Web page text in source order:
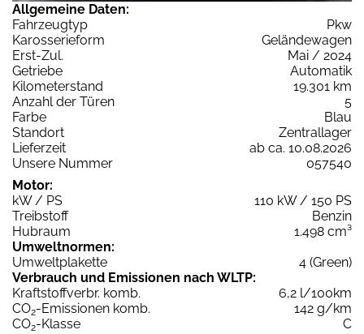
Allgemeine Daten:
Fahrzeugtyp
Pkw
Karosserieform
Geländewagen
Erst-Zul.
Mai / 2024
Getriebe
Automatik
Kilometerstand
19.301 km
Anzahl der Türen
5
Farbe
Blau
Standort
Zentrallager
Lieferzeit
ab ca. 10.08.2026
Unsere Nummer
057540
Motor:
kW / PS
110 kW / 150 PS
Treibstoff
Benzin
Hubraum
1.498 cm³
Umweltnormen:
Umweltplakette
4 (Green)
Verbrauch und Emissionen nach WLTP:
Kraftstoffverbr. komb.
6,2 l/100km
CO2-Emissionen komb.
142 g/km
CO2-Klasse
C